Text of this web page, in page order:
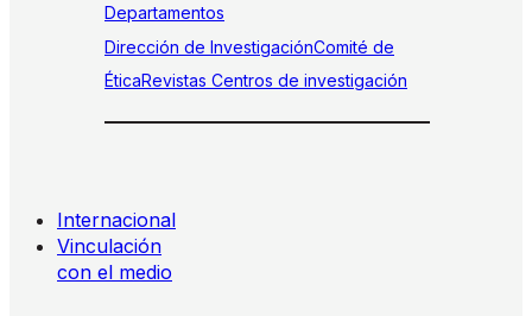
Departamentos
Dirección de InvestigaciónComité de
ÉticaRevistas Centros de investigación
Internacional
Vinculación
con el medio